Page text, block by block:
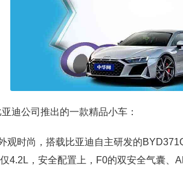
迪公司推出的一款精品小车：
观时尚，搭载比亚迪自主研发的
4.2L，安全配置上，F0的双安全气囊、